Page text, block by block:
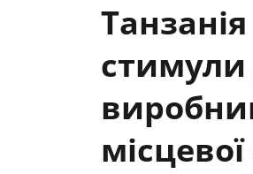
стимули